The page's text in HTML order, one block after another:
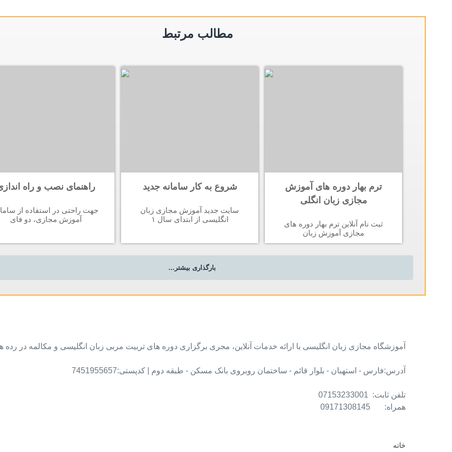
مطالب مرتبط
راهنمای نصب و راه
جهت راحتی در استفاده از
آموزش مجازی، دو فای
شروع به کار سامانه جدید
سایت جدید آموزش مجازی زبان
انگلیسی از ابتدای سال ۱
ترم بهار دوره های آموزش
مجازی زبان انگلی
ثبت نام آنلاین ترم بهار دوره های
مجازی آموزش زبان
بارگذاری بیشتر...
آموزشگاه مجازی زبان انگلیسی با ارائه خدمات آنلاین، مجری برگزاری دوره های تربیت مربی زبان انگلیسی و مکالمه در
آدرس:فارس - استهبان - بلوار قائم - ساختمان روبروی بانک مسکن - طبقه دوم | کدپستی:7451955657
تلفن ثابت: 07153233001
همراه: 09171308145
خانه